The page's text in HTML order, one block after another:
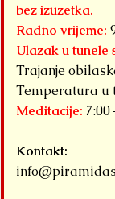
bez izuzetka.
Radno vrijeme:
Ulazak u tunele
Trajanje
Temperatura u
Meditacije: 7:00
Kontakt: